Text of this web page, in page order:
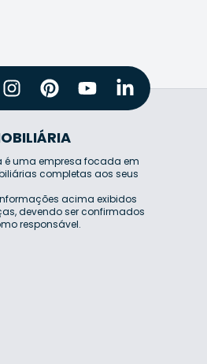
é uma empresa focada em
completas aos seus
acima exibidos
devendo ser confirmados
responsável.